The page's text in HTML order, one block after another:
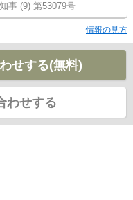
事 (9) 第53079号
情報の見方
せする(無料)
わせする